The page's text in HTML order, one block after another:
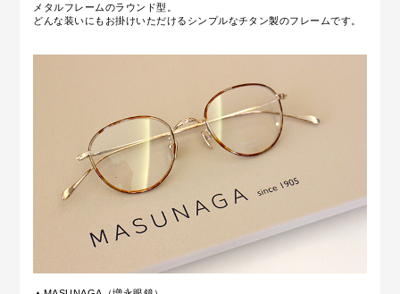
メタルフレームのラウンド型。
どんな装いにもお掛けいただけるシンプルなチタン製のフレームです。